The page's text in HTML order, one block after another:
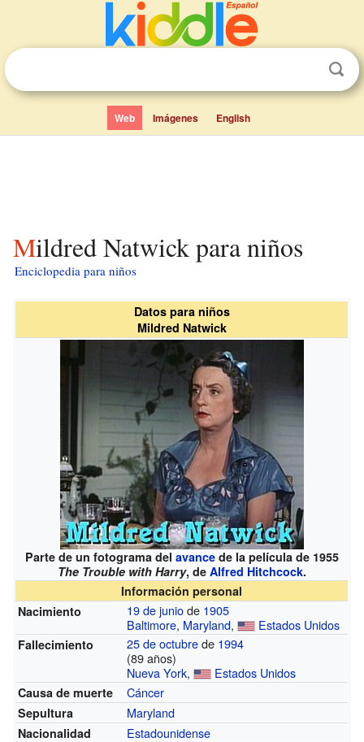
Web Imágenes English
Mildred Natwick para niños
Enciclopedia para niños
Datos para niños
Mildred Natwick
Parte de un fotograma del avancede la película de 1955
The Trouble with Harry, de Alfred Hitchcock.
Información personal
Nacimiento
19 de juniode 1905
Baltimore, Maryland, Estados Unidos
Fallecimiento 25 de octubrede 1994
(89 años)
Nueva York, Estados Unidos
Causa de muerte Cáncer
Sepultura Maryland
Nacionalidad Estadounidense